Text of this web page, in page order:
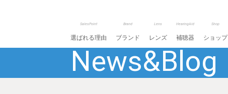
SalesPoint
選ばれる理由
Brand
ブランド
Lens
レンズ
HearingAid
補聴器
Shop
ショップ
News&Blog